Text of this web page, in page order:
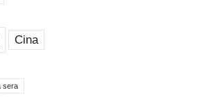
Cina
sera